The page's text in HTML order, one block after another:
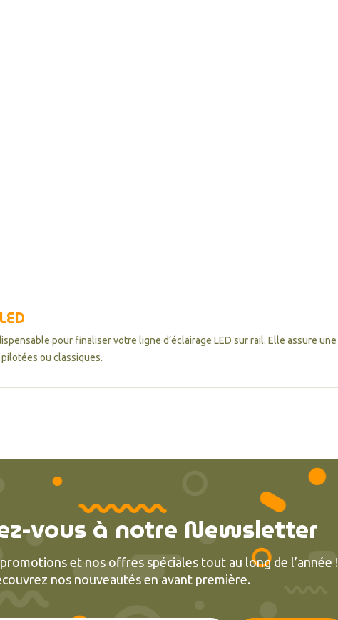
pour finaliser votre ligne d’éclairage LED sur rail. Elle assure une
ou classiques.
vous à notre Newsletter
et nos offres spéciales tout au long de l’année !
nos nouveautés en avant première.